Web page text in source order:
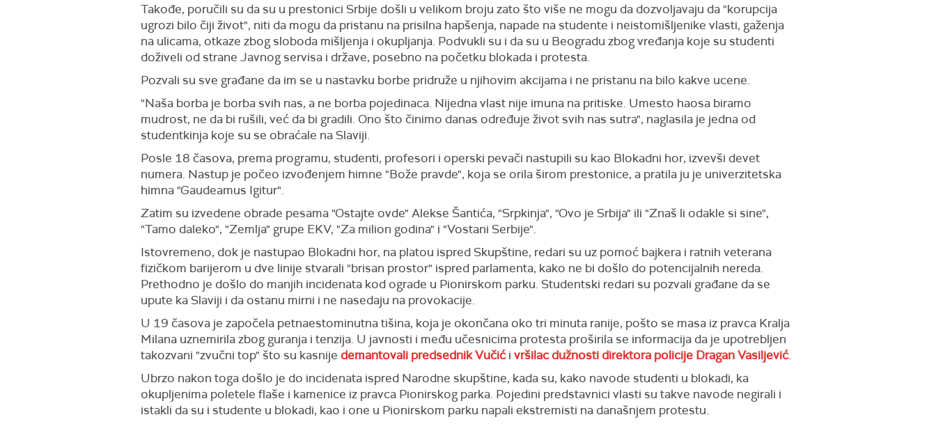
Takođe, poručili su da su u prestonici Srbije došli u velikom broju zato što više ne mogu da dozvoljavaju da "korupcija
ugrozi bilo čiji život", niti da mogu da pristanu na prisilna hapšenja, napade na studente i neistomišljenike vlasti, gaženja
na ulicama, otkaze zbog sloboda mišljenja i okupljanja. Podvukli su i da su u Beogradu zbog vređanja koje su studenti
doživeli od strane Javnog servisa i države, posebno na početku blokada i protesta.
Pozvali su sve građane da im se u nastavku borbe pridruže u njihovim akcijama i ne pristanu na bilo kakve ucene.
"Naša borba je borba svih nas, a ne borba pojedinaca. Nijedna vlast nije imuna na pritiske. Umesto haosa biramo
mudrost, ne da bi rušili, već da bi gradili. Ono što činimo danas određuje život svih nas sutra", naglasila je jedna od
studentkinja koje su se obraćale na Slaviji.
Posle 18 časova, prema programu, studenti, profesori i operski pevači nastupili su kao Blokadni hor, izvevši devet
numera. Nastup je počeo izvođenjem himne "Bože pravde", koja se orila širom prestonice, a pratila ju je univerzitetska
himna "Gaudeamus Igitur".
Zatim su izvedene obrade pesama "Ostajte ovde" Alekse Šantića, "Srpkinja", "Ovo je Srbija" ili "Znaš li odakle si sine",
"Tamo daleko", "Zemlja" grupe EKV, "Za milion godina" i "Vostani Serbije".
Istovremeno, dok je nastupao Blokadni hor, na platou ispred Skupštine, redari su uz pomoć bajkera i ratnih veterana
fizičkom barijerom u dve linije stvarali "brisan prostor" ispred parlamenta, kako ne bi došlo do potencijalnih nereda.
Prethodno je došlo do manjih incidenata kod ograde u Pionirskom parku. Studentski redari su pozvali građane da se
upute ka Slaviji i da ostanu mirni i ne nasedaju na provokacije.
U 19 časova je započela petnaestominutna tišina, koja je okončana oko tri minuta ranije, pošto se masa iz pravca Kralja
Milana uznemirila zbog guranja i tenzija. U javnosti i među učesnicima protesta proširila se informacija da je upotrebljen
takozvani "zvučni top" što su kasnije demantovali predsednik Vučić i vršilac dužnosti direktora policije Dragan Vasiljević.
Ubrzo nakon toga došlo je do incidenata ispred Narodne skupštine, kada su, kako navode studenti u blokadi, ka
okupljenima poletele flaše i kamenice iz pravca Pionirskog parka. Pojedini predstavnici vlasti su takve navode negirali i
istakli da su i studente u blokadi, kao i one u Pionirskom parku napali ekstremisti na današnjem protestu.